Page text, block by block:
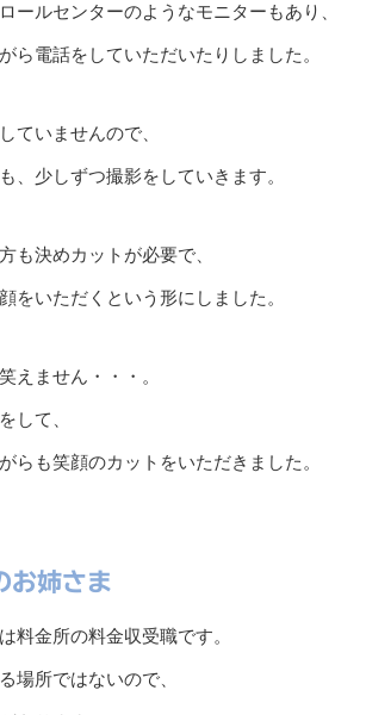
ールセンターのようなモニターもあり、
ら電話をしていただいたりしました。
ていませんので、
、少しずつ撮影をしていきます。
も決めカットが必要で、
をいただくという形にしました。
えません・・・。
して、
らも笑顔のカットをいただきました。
お姉さま
料金所の料金収受職です。
場所ではないので、